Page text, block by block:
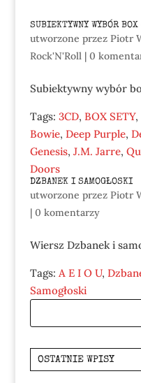
SUBIEKTYWNY WYBÓR BOX
utworzone przez Piotr
Rock'N'Roll| 0
Subiektywny wybór
Tags: 3CD, BOX SETY,
Bowie, Deep Purple,
Genesis, J.M. Jarre,
Doors
DZBANEK I SAMOGŁOSKI
utworzone przez Piotr
| 0 komentarzy
Wiersz Dzbanek i
Tags: A E I O U,
Samogłoski
OSTATNIE WPISY